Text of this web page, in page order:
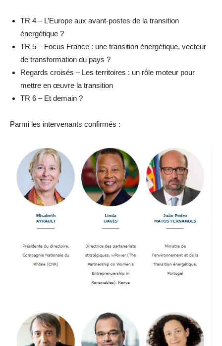
TR 4 – L’Europe aux avant-postes de la transition
énergétique ?
TR 5 – Focus France : une transition énergétique, vecteur
de transformation du pays ?
Regards croisés – Les territoires : un rôle moteur pour
mettre en œuvre la transition
TR 6 – Et demain ?
Parmi les intervenants confirmés :